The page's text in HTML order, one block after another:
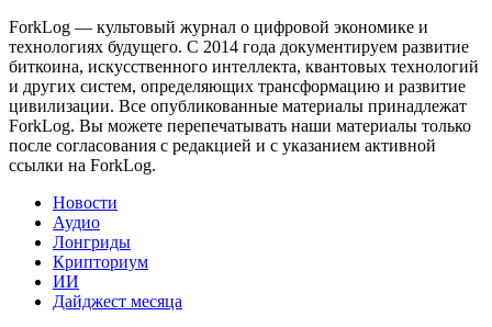
ForkLog — культовый журнал о цифровой экономике и
технологиях будущего. С 2014 года документируем развитие
биткоина, искусственного интеллекта, квантовых технологий
и других систем, определяющих трансформацию и развитие
цивилизации. Все опубликованные материалы принадлежат
ForkLog. Вы можете перепечатывать наши материалы только
после согласования с редакцией и с указанием активной
ссылки на ForkLog.
Новости
Аудио
Лонгриды
Крипториум
ИИ
Дайджест месяца